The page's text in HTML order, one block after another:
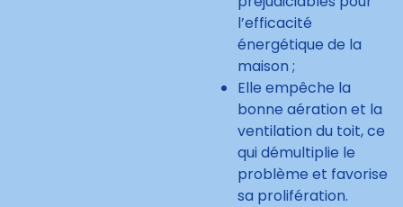
l’efficacité
énergétique de la
maison ;
Elle empêche la
bonne aération et la
ventilation du toit, ce
qui démultiplie le
problème et favorise
sa prolifération.